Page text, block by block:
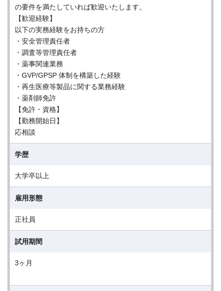
の要件を満たしていれば歓迎いたします。
【歓迎経験】
以下の実務経験をお持ちの方
・安全管理責任者
・調査等管理責任者
・薬事関連業務
・GVP/GPSP 体制を構築した経験
・再生医療等製品に関する業務経験
・薬剤師免許
【免許・資格】
【勤務開始日】
応相談
学歴
大学卒以上
雇用形態
正社員
試用期間
3ヶ月